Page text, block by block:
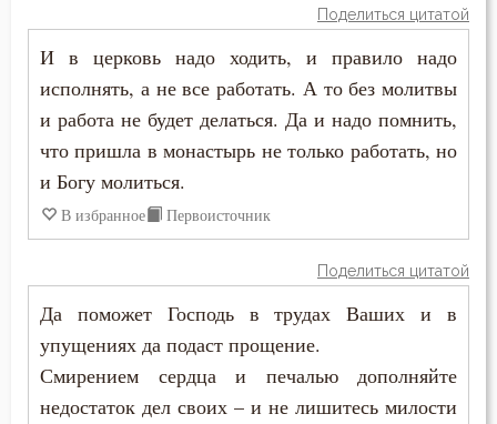
Елеосвящение
Ересь
Жизнь
Зависть
Злопамятство
Искушение
Поделиться цитатой
И в церковь надо ходить, и правило надо
исполнять, а не все работать. А то без молитвы
и работа не будет делаться. Да и надо помнить,
что пришла в монастырь не только работать, но
и Богу молиться.
В избранное Первоисточник
Поделиться цитатой
Да поможет Господь в трудах Ваших и в
упущениях да подаст прощение.
Смирением сердца и печалью дополняйте
недостаток дел своих – и не лишитесь милости